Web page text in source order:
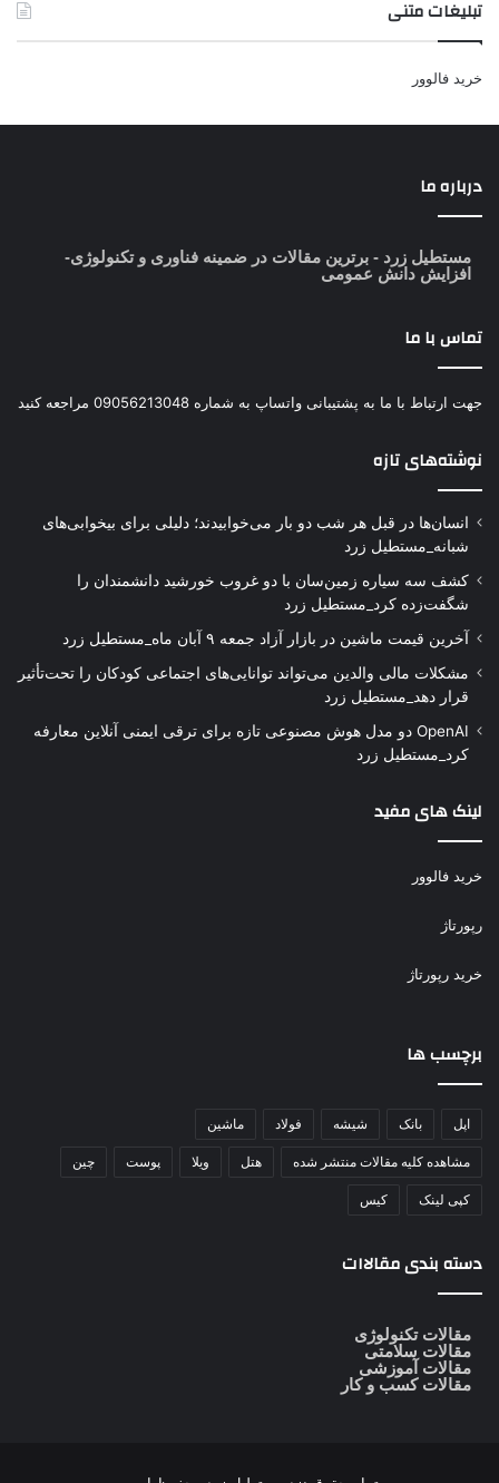
تبلیغات متنی
خرید فالوور
درباره ما
مستطیل زرد - برترین مقالات در ضمینه فناوری و تکنولوژی-
افزایش دانش عمومی
تماس با ما
جهت ارتباط با ما به پشتیبانی واتساپ به شماره 09056213048 مراجعه کنید
نوشته‌های تازه
انسان‌ها در قبل هر شب دو بار می‌خوابیدند؛ دلیلی برای بیخوابی‌های
شبانه_مستطیل زرد
کشف سه سیاره زمین‌سان با دو غروب خورشید دانشمندان را
شگفت‌زده کرد_مستطیل زرد
آخرین قیمت ماشین در بازار آزاد جمعه ۹ آبان ماه_مستطیل زرد
مشکلات مالی والدین می‌تواند توانایی‌های اجتماعی کودکان را تحت‌تأثیر
قرار دهد_مستطیل زرد
OpenAI دو مدل هوش مصنوعی تازه برای ترقی ایمنی آنلاین معارفه
کرد_مستطیل زرد
لینک های مفید
خرید فالوور
رپورتاژ
خرید رپورتاژ
برچسب ها
اپل بانک شیشه فولاد ماشین
مشاهده کلیه مقالات منتشر شده هتل ویلا پوست چین
کپی لینک کیس
دسته بندی مقالاات
مقالات تکنولوژی
مقالات سلامتی
مقالات آموزشی
مقالات کسب و کار